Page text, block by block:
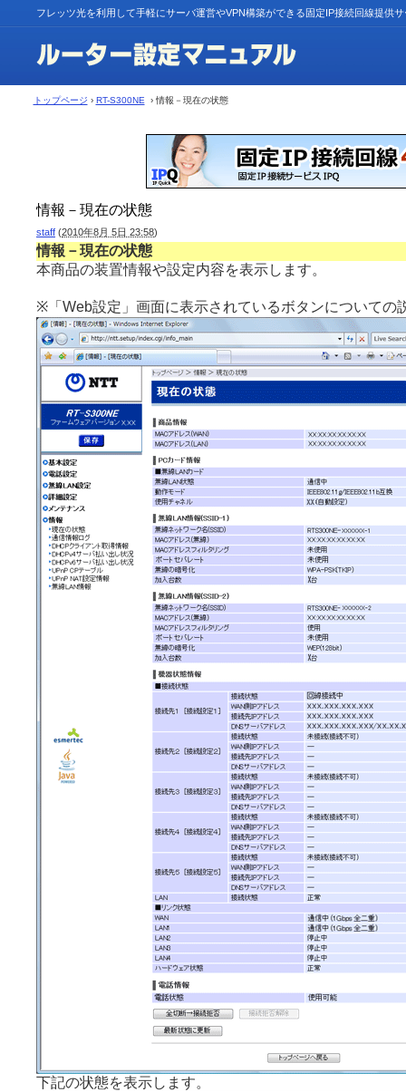
フレッツ光を利用して手軽にサーバ運営やVPN構築ができる固定IP接続回線提供
トップページ › RT-S300NE › 情報－現在の状態
情報－現在の状態
staff (2010年8月 5日 23:58)
情報－現在の状態
本商品の装置情報や設定内容を表示します。
※「Web設定」画面に表示されているボタンについての
下記の状態を表示します。